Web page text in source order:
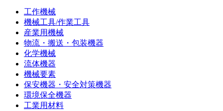
工作機械
機械工具/作業工具
産業用機械
物流・搬送・包装機器
化学機械
流体機器
機械要素
保安機器・安全対策機器
環境保全機器
工業用材料